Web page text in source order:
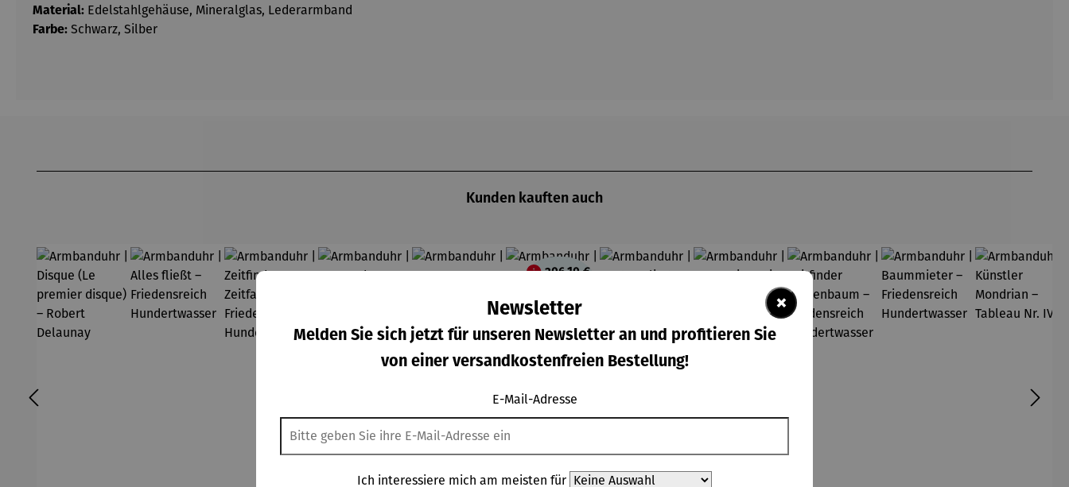
Material: Edelstahlgehäuse, Mineralglas, Lederarmband
Farbe: Schwarz, Silber
Kunden kauften auch
206,10 €
Vorteilsprei
s
×
Newsletter
Melden Sie sich jetzt für unseren Newsletter an und profitieren Sie
von einer versandkostenfreien Bestellung!
E-Mail-Adresse
Ich interessiere mich am meisten für